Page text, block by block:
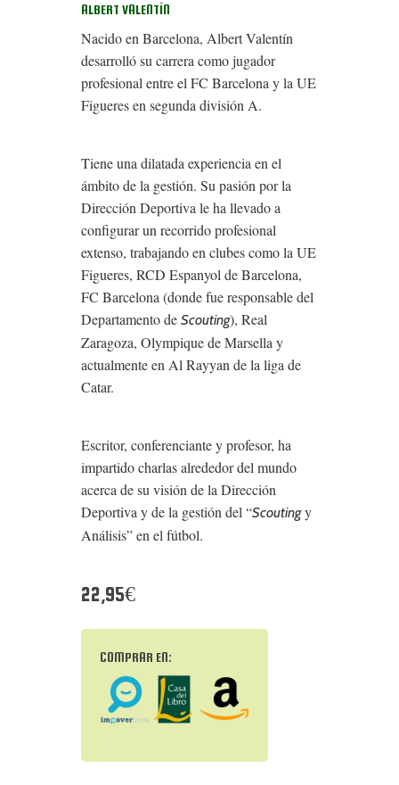
ALBERT VALENTÍN
Nacido en Barcelona, Albert Valentín
desarrolló su carrera como jugador
profesional entre el FC Barcelona y la UE
Figueres en segunda división A.
Tiene una dilatada experiencia en el
ámbito de la gestión. Su pasión por la
Dirección Deportiva le ha llevado a
configurar un recorrido profesional
extenso, trabajando en clubes como la UE
Figueres, RCD Espanyol de Barcelona,
FC Barcelona (donde fue responsable del
Departamento de Scouting), Real
Zaragoza, Olympique de Marsella y
actualmente en Al Rayyan de la liga de
Catar.
Escritor, conferenciante y profesor, ha
impartido charlas alrededor del mundo
acerca de su visión de la Dirección
Deportiva y de la gestión del “Scoutingy
Análisis” en el fútbol.
22,95€
COMPRAR EN: